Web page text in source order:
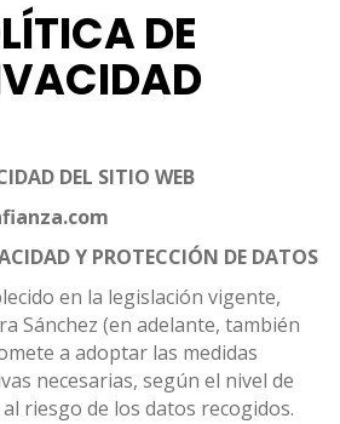
DE
DEL SITIO WEB
Y PROTECCIÓN DE DATOS
en la legislación vigente,
Sánchez (en adelante, también
a adoptar las medidas
necesarias, según el nivel de
riesgo de los datos recogidos.